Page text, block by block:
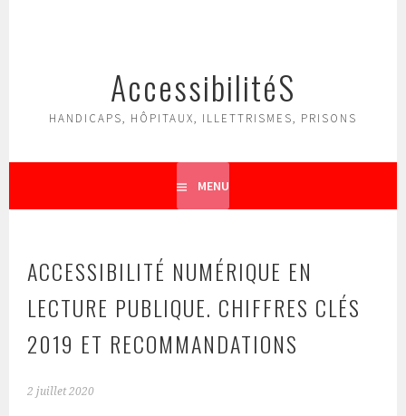
AccessibilitéS
HANDICAPS, HÔPITAUX, ILLETTRISMES, PRISONS
MENU
ACCESSIBILITÉ NUMÉRIQUE EN
LECTURE PUBLIQUE. CHIFFRES CLÉS
2019 ET RECOMMANDATIONS
2 juillet 2020